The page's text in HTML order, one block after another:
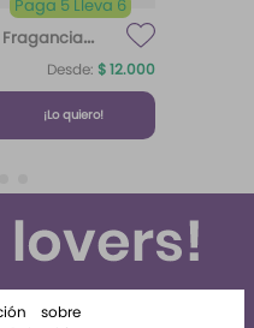
Fragancia
para difusor
Brisa de
Algodón
Desde: 000
¡Lo quiero!
e información de interés
sobre